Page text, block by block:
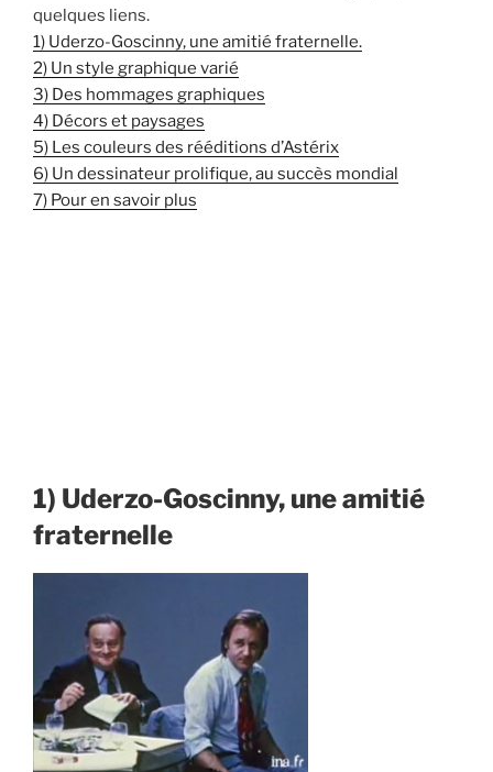
quelques liens.
1) Uderzo-Goscinny, une amitié fraternelle.
2) Un style graphique varié
3) Des hommages graphiques
4) Décors et paysages
5) Les couleurs des rééditions d’Astérix
6) Un dessinateur prolifique, au succès mondial
7) Pour en savoir plus
1) Uderzo-Goscinny, une amitié
fraternelle